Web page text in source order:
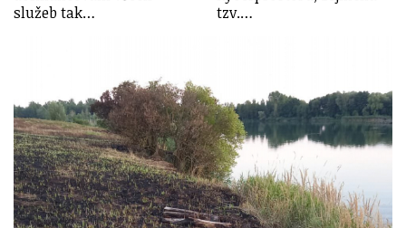
služeb tak…
tzv.…